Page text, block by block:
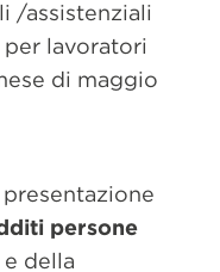
/assistenziali
per lavoratori
di maggio
persone
e della